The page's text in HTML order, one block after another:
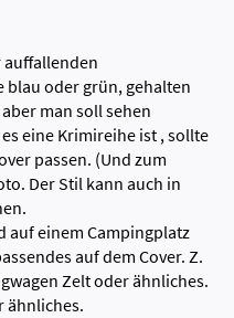
auffallenden
blau oder grün, gehalten
man soll sehen
eine Krimireihe ist , sollte
passen. (Und zum
Der Stil kann auch in
auf einem Campingplatz
auf dem Cover. Z.
Zelt oder ähnliches.
ähnliches.